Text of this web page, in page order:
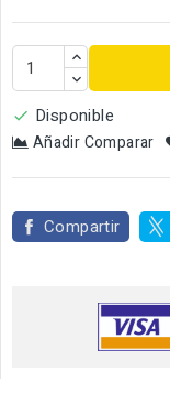
 Disponible
Añadir Comparar
Compartir